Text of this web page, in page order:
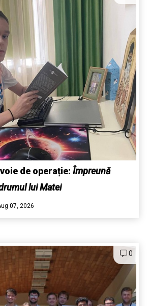
de operație: Împreună
lui Matei
07, 2026
0